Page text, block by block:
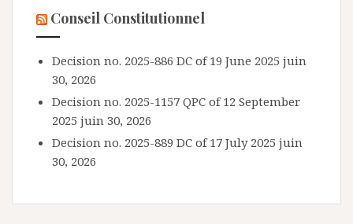
Conseil Constitutionnel
Decision no. 2025-886 DC of 19 June 2025 juin
30, 2026
Decision no. 2025-1157 QPC of 12 September
2025 juin 30, 2026
Decision no. 2025-889 DC of 17 July 2025 juin
30, 2026